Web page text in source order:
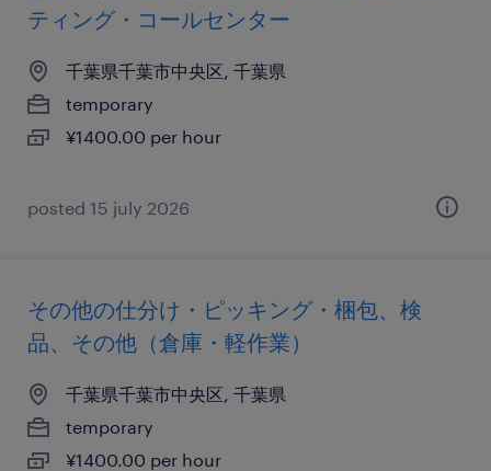
ティング・コールセンター
千葉県千葉市中央区, 千葉県
temporary
¥1400.00 per hour
posted 15 july 2026
その他の仕分け・ピッキング・梱包、検
品、その他（倉庫・軽作業）
千葉県千葉市中央区, 千葉県
temporary
¥1400.00 per hour